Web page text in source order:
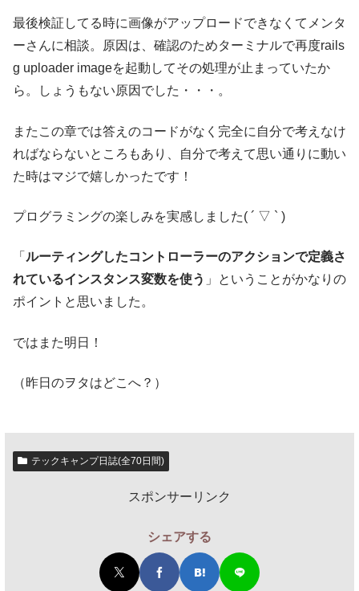
最後検証してる時に画像がアップロードできなくてメンタ
ーさんに相談。原因は、確認のためターミナルで再度rails
g uploader imageを起動してその処理が止まっていたか
ら。しょうもない原因でした・・・。
またこの章では答えのコードがなく完全に自分で考えなけ
ればならないところもあり、自分で考えて思い通りに動い
た時はマジで嬉しかったです！
プログラミングの楽しみを実感しました( ´ ▽ ` )
「 ルーティングしたコントローラーのアクションで定義さ
れているインスタンス変数を使う 」ということがかなりの
ポイントと思いました。
ではまた明日！
（昨日のヲタはどこへ？）
テックキャンプ日誌(全70日間)
スポンサーリンク
シェアする